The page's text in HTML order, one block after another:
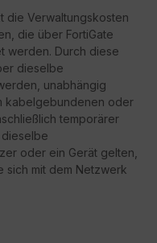
die Verwaltungskosten
die über FortiGate
werden. Durch diese
dieselbe
unabhängig
kabelgebundenen oder
temporärer
dieselbe
oder ein Gerät gelten,
sich mit dem Netzwerk